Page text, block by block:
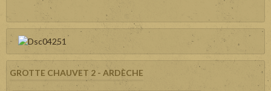
GROTTE CHAUVET 2 - ARDÈCHE